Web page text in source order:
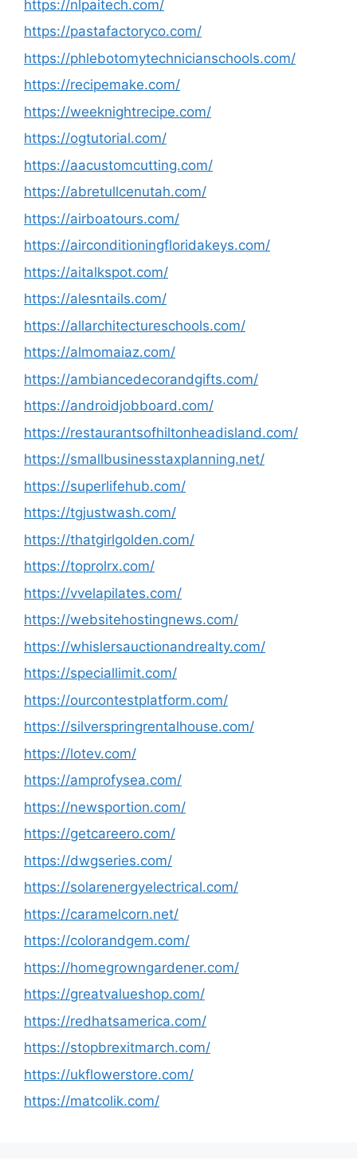
https://nlpaitech.com/
https://pastafactoryco.com/
https://phlebotomytechnicianschools.com/
https://recipemake.com/
https://weeknightrecipe.com/
https://ogtutorial.com/
https://aacustomcutting.com/
https://abretullcenutah.com/
https://airboatours.com/
https://airconditioningfloridakeys.com/
https://aitalkspot.com/
https://alesntails.com/
https://allarchitectureschools.com/
https://almomaiaz.com/
https://ambiancedecorandgifts.com/
https://androidjobboard.com/
https://restaurantsofhiltonheadisland.com/
https://smallbusinesstaxplanning.net/
https://superlifehub.com/
https://tgjustwash.com/
https://thatgirlgolden.com/
https://toprolrx.com/
https://vvelapilates.com/
https://websitehostingnews.com/
https://whislersauctionandrealty.com/
https://speciallimit.com/
https://ourcontestplatform.com/
https://silverspringrentalhouse.com/
https://lotev.com/
https://amprofysea.com/
https://newsportion.com/
https://getcareero.com/
https://dwgseries.com/
https://solarenergyelectrical.com/
https://caramelcorn.net/
https://colorandgem.com/
https://homegrowngardener.com/
https://greatvalueshop.com/
https://redhatsamerica.com/
https://stopbrexitmarch.com/
https://ukflowerstore.com/
https://matcolik.com/